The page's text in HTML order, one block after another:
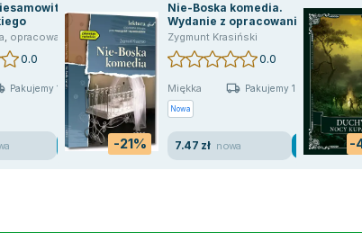
,Charlotte Riddell praca zbiorowa
z
, opracowanie zbiorowe , wielu autorów,Massimo Bontempelli,Dino
0.0
Pakujemy 10.08
-21%
Nie-Boska komedia.
Wydanie z opracowaniem
Zygmunt Krasiński
0.0
Miękka Pakujemy 10.08
Nowa
7.47 zł nowa -